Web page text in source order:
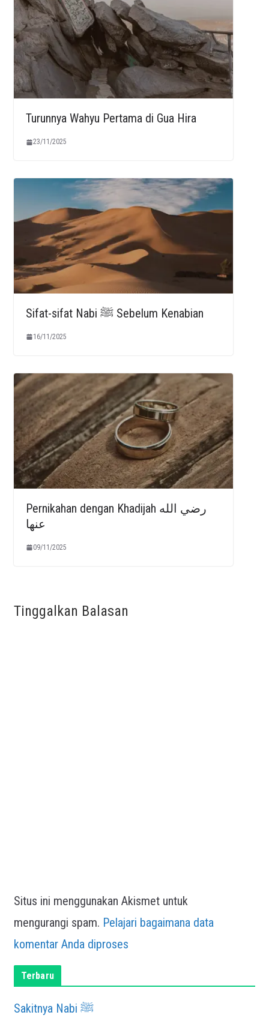
Turunnya Wahyu Pertama di Gua Hira
23/11/2025
Sifat-sifat Nabi ﷺ Sebelum Kenabian
16/11/2025
Pernikahan dengan Khadijah رضي الله
عنها
09/11/2025
Tinggalkan Balasan
Situs ini menggunakan Akismet untuk
mengurangi spam. Pelajari bagaimana data
komentar Anda diproses
Terbaru
Sakitnya Nabi ﷺ